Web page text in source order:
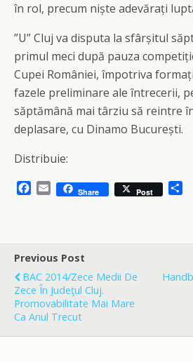
în rol, precum niște adevărați
”U” Cluj va disputa la sfârșitul
primul meci după pauza
Cupei României, împotriva
fazele preliminare ale întrecerii,
săptămână mai târziu să reintre
deplasare, cu Dinamo București.
Distribuie:
b
o
o
k
E
l
Share Post
e
Previous Post
BAC 2014/Zece Medii De
Zece În Judeţul Cluj.
Promovabilitate Mai Mare
Ca Anul Trecut